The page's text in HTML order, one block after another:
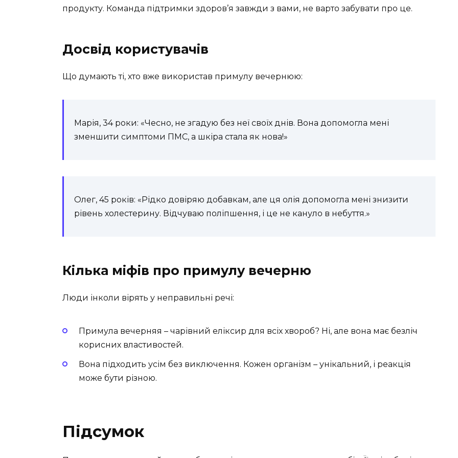
продукту. Команда підтримки здоров’я завжди з вами, не варто забувати про це.
Досвід користувачів
Що думають ті, хто вже використав примулу вечернюю:
Марія, 34 роки: «Чесно, не згадую без неї своїх днів. Вона допомогла мені
зменшити симптоми ПМС, а шкіра стала як нова!»
Олег, 45 років: «Рідко довіряю добавкам, але ця олія допомогла мені знизити
рівень холестерину. Відчуваю поліпшення, і це не кануло в небуття.»
Кілька міфів про примулу вечерню
Люди інколи вірять у неправильні речі:
Примула вечерняя – чарівний еліксир для всіх хвороб? Ні, але вона має безліч
корисних властивостей.
Вона підходить усім без виключення. Кожен організм – унікальний, і реакція
може бути різною.
Підсумок